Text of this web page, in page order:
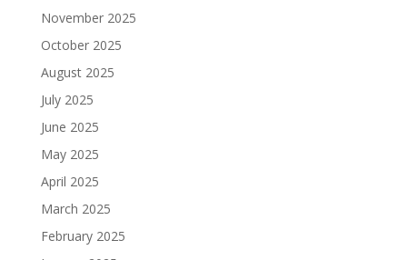
November 2025
October 2025
August 2025
July 2025
June 2025
May 2025
April 2025
March 2025
February 2025